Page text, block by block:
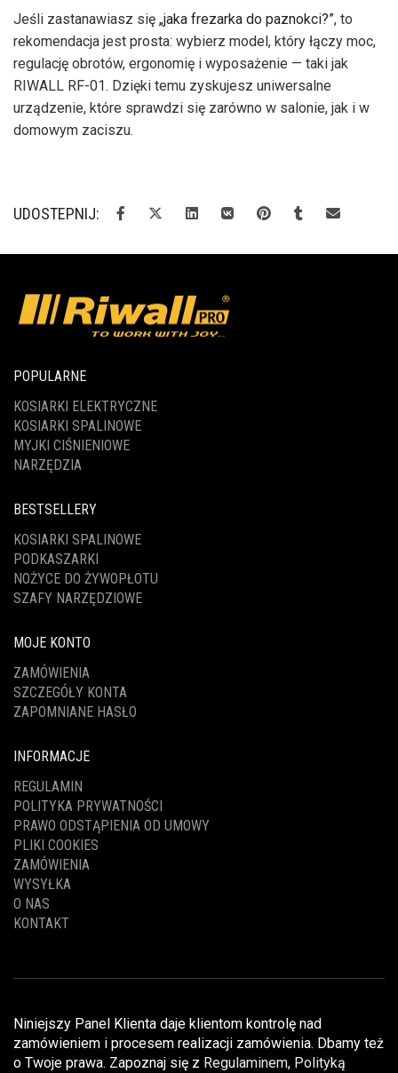
Jeśli zastanawiasz się „jaka frezarka do paznokci?”, to
rekomendacja jest prosta: wybierz model, który łączy moc,
regulację obrotów, ergonomię i wyposażenie — taki jak
RIWALL RF-01. Dzięki temu zyskujesz uniwersalne
urządzenie, które sprawdzi się zarówno w salonie, jak i w
domowym zaciszu.
UDOSTEPNIJ:
POPULARNE
KOSIARKI ELEKTRYCZNE
KOSIARKI SPALINOWE
MYJKI CIŚNIENIOWE
NARZĘDZIA
BESTSELLERY
KOSIARKI SPALINOWE
PODKASZARKI
NOŻYCE DO ŻYWOPŁOTU
SZAFY NARZĘDZIOWE
MOJE KONTO
ZAMÓWIENIA
SZCZEGÓŁY KONTA
ZAPOMNIANE HASŁO
INFORMACJE
REGULAMIN
POLITYKA PRYWATNOŚCI
PRAWO ODSTĄPIENIA OD UMOWY
PLIKI COOKIES
ZAMÓWIENIA
WYSYŁKA
O NAS
KONTAKT
Niniejszy Panel Klienta daje klientom kontrolę nad
zamówieniem i procesem realizacji zamówienia. Dbamy też
o Twoje prawa. Zapoznaj się z Regulaminem, Polityką